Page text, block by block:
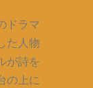
ドラマ
た人物
が詩を
の上に